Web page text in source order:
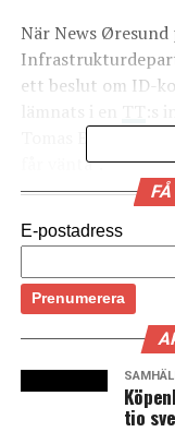
När News
ett beslut om ID-
Tomas Eneroth
får vänta”.
– Det finns många
Tomas Eneroth
ID-kontroller med
i förra veckans
och den 4 maj
gränskontroller
E-postadress
tio